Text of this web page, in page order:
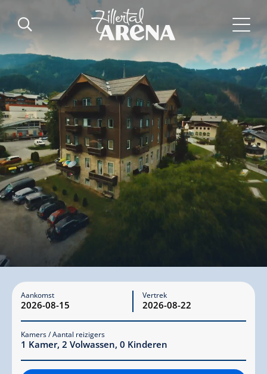
Aankomst Vertrek
Kamers / Aantal reizigers
1 Kamer, 2 Volwassen, 0 Kinderen